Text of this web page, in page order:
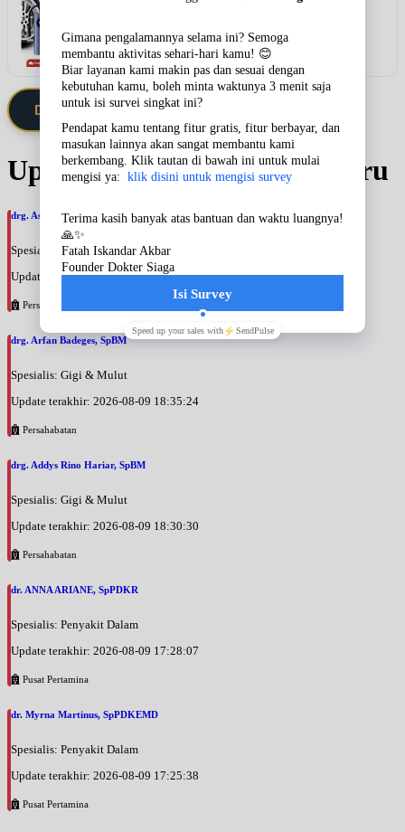
JALAN!
Lihat detail & harga →
Daftarkan Saya via Member VIP
Update Jadwal Dokter terbaru
drg. Astri Hapsari, SpBM
Spesialis: Gigi & Mulut
Update terakhir: 2026-08-09 18:38:18
Persahabatan
drg. Arfan Badeges, SpBM
Spesialis: Gigi & Mulut
Update terakhir: 2026-08-09 18:35:24
Persahabatan
drg. Addys Rino Hariar, SpBM
Spesialis: Gigi & Mulut
Update terakhir: 2026-08-09 18:30:30
Persahabatan
dr. ANNA ARIANE, SpPDKR
Spesialis: Penyakit Dalam
Update terakhir: 2026-08-09 17:28:07
Pusat Pertamina
dr. Myrna Martinus, SpPDKEMD
Spesialis: Penyakit Dalam
Update terakhir: 2026-08-09 17:25:38
Pusat Pertamina